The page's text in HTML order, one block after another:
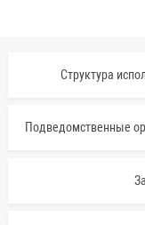
Структура
Подведомственные